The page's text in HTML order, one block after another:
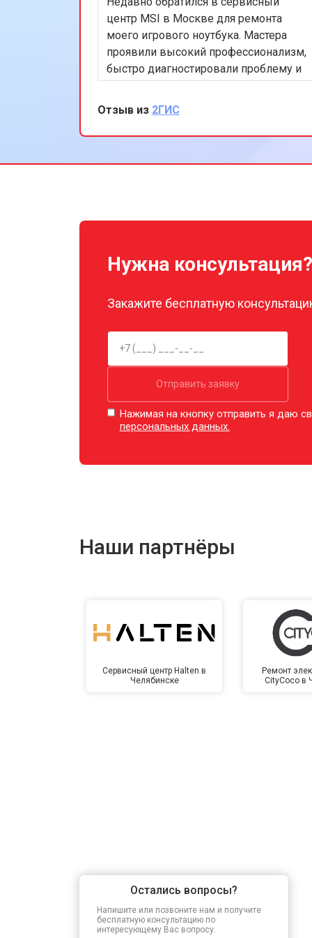
Замена жесткого диска HDD/SSD
центр MSI в Москве для ремонта
моего игрового ноутбука. Мастера
проявили высокий профессионализм,
быстро диагностировали проблему и
устранили её. Я особенно впечатлён
скоростью обслуживания и
качеством ремонта. Мой ноутбук
теперь работает безупречно. Спасибо
Отзыв из 2ГИС
Нужна консультация?
Закажите бесплатную
Отправить заявку
Нажимая на кнопку отправить я даю
персональных данных.
Наши партнёры
Сервисный центр Halten в
Челябинске
Ремонт
CityCoco в
Остались вопросы?
Напишите или позвоните нам и получите
бесплатную консультацию по
интересующему Вас вопросу.